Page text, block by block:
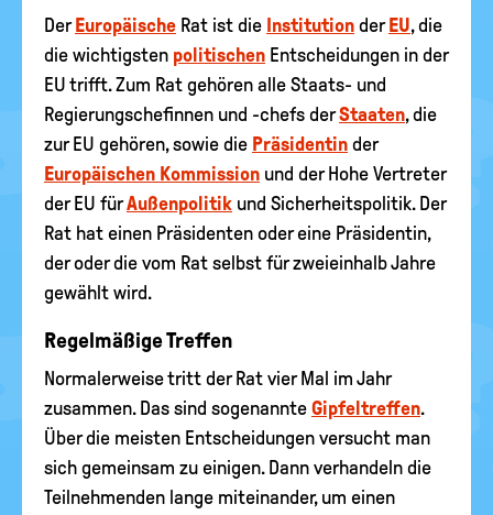
Der Europäische Rat ist die Institution der EU, die
die wichtigsten politischen Entscheidungen in der
EU trifft. Zum Rat gehören alle Staats- und
Regierungschefinnen und -chefs derStaaten, die
zur EU gehören, sowie die Präsidentin der
Europäischen Kommission und der Hohe Vertreter
der EU fürAußenpolitik und Sicherheitspolitik. Der
Rat hat einen Präsidenten oder eine Präsidentin,
der oder die vom Rat selbst für zweieinhalb Jahre
gewählt wird.
Regelmäßige Treffen
Normalerweise tritt der Rat vier Mal im Jahr
zusammen. Das sind sogenannte Gipfeltreffen.
Über die meisten Entscheidungen versucht man
sich gemeinsam zu einigen. Dann verhandeln die
Teilnehmenden lange miteinander, um einen